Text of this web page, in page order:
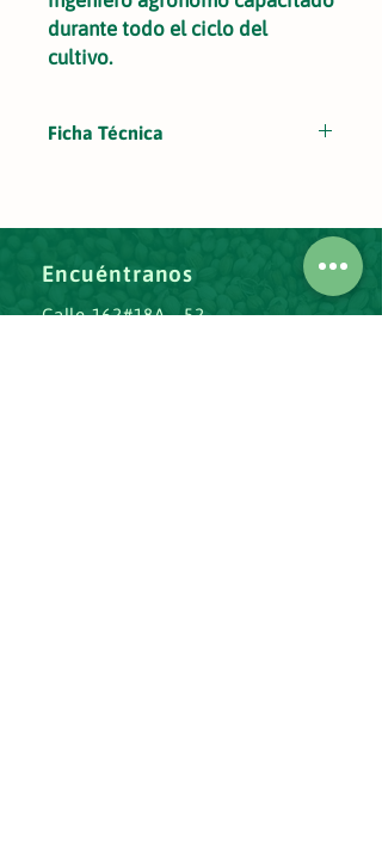
durante todo el ciclo del
cultivo.
Ficha Técnica
Encuéntranos
Calle 162#18A - 52